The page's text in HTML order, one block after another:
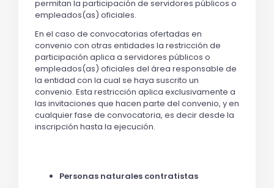
permitan la participación de servidores públicos o
empleados(as) oficiales.
En el caso de convocatorias ofertadas en
convenio con otras entidades la restricción de
participación aplica a servidores públicos o
empleados(as) oficiales del área responsable de
la entidad con la cual se haya suscrito un
convenio. Esta restricción aplica exclusivamente a
las invitaciones que hacen parte del convenio, y en
cualquier fase de convocatoria, es decir desde la
inscripción hasta la ejecución.
Personas naturales contratistas